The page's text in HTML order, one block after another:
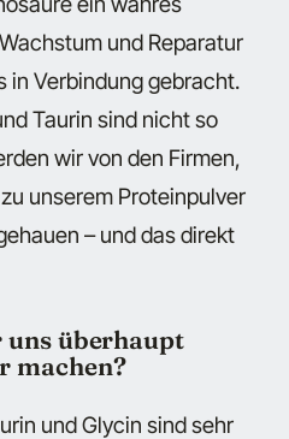
und Reparatur
in Verbindung gebracht.
Taurin sind nicht so
wir von den Firmen,
unserem Proteinpulver
– und das direkt
überhaupt
machen?
und Glycin sind sehr